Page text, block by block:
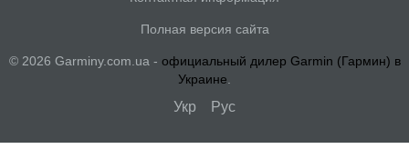
Полная версия сайта
© 2026 Garminy.com.ua - официальный дилер Garmin (Гармин) в
Украине
Укр Рус